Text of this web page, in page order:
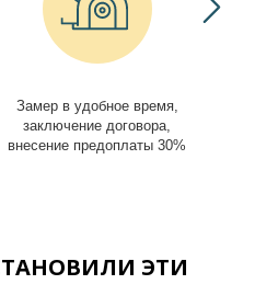
Замер в удобное время,
заключение договора,
внесение предоплаты 30%
ЭТИ